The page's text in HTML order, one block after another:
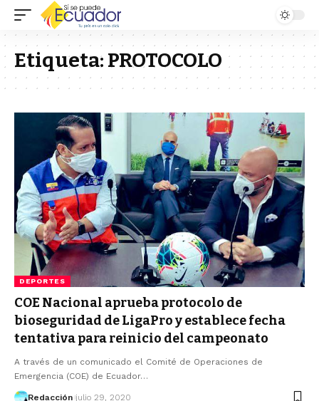
Etiqueta: PROTOCOLO
DEPORTES
COE Nacional aprueba protocolo de
bioseguridad de LigaPro y establece fecha
tentativa para reinicio del campeonato
A través de un comunicado el Comité de Operaciones de
Emergencia (COE) de Ecuador…
Redacción julio 29, 2020